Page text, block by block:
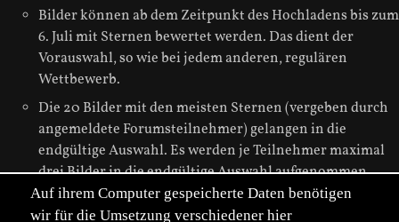
Bilder können ab dem Zeitpunkt des Hochladens bis zum
6. Juli mit Sternen bewertet werden. Das dient der
Vorauswahl, so wie bei jedem anderen, regulären
Wettbewerb.
Die 20 Bilder mit den meisten Sternen (vergeben durch
angemeldete Forumsteilnehmer) gelangen in die
endgültige Auswahl. Es werden je Teilnehmer maximal
drei Bilder in die endgültige Auswahl aufgenommen.
In der Zeit vom 7. bis 15. des Juli könnt ihr die 20
Auf ihrem Computer gespeicherte Daten benötigen
wir für die Umsetzung verschiedener hier